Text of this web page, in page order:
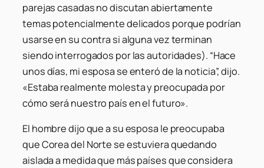
parejas casadas no discutan abiertamente
temas potencialmente delicados porque podrían
usarse en su contra si alguna vez terminan
siendo interrogados por las autoridades). “Hace
unos días, mi esposa se enteró de la noticia”, dijo.
«Estaba realmente molesta y preocupada por
cómo será nuestro país en el futuro».
El hombre dijo que a su esposa le preocupaba
que Corea del Norte se estuviera quedando
aislada a medida que más países que considera